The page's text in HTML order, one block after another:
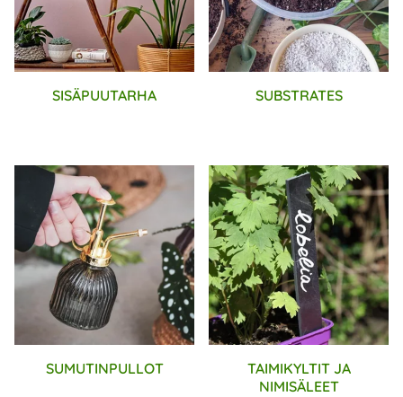
SISÄPUUTARHA SUBSTRATES
SUMUTINPULLOT
TAIMIKYLTIT JA
NIMISÄLEET